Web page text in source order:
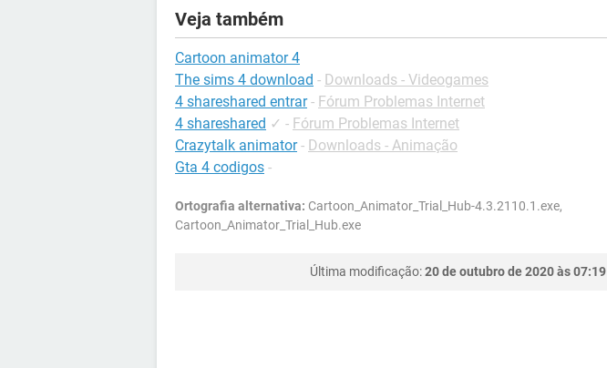
Veja também
Cartoon animator 4
The sims 4 download - Downloads - Videogames
4 shareshared entrar - Fórum Problemas Internet
4 shareshared ✓ - Fórum Problemas Internet
Crazytalk animator - Downloads - Animação
Gta 4 codigos -
Ortografia alternativa: Cartoon_Animator_Trial_Hub-4.3.2110.1.exe,
Cartoon_Animator_Trial_Hub.exe
Última modificação:20 de outubro de 2020 às 07:19